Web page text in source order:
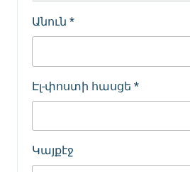
Անուն *
Էլ-փոստի հասցե *
Կայքէջ